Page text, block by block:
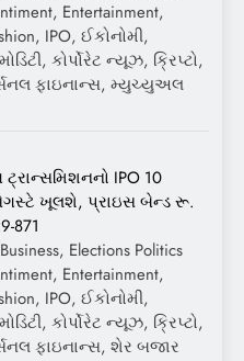
Entertainment,
IPO, ઈકોનોમી,
કોર્પોરેટ ન્યૂઝ, ક્રિપ્ટો,
ફાઇનાન્સ, મ્યુચ્યુઅલ
ટ્રાન્સમિશનનો IPO 10
ખૂલશે, પ્રાઇસ બેન્ડ રૂ.
871
Elections Politics
Entertainment,
IPO, ઈકોનોમી,
કોર્પોરેટ ન્યૂઝ, ક્રિપ્ટો,
ફાઇનાન્સ, શેર બજાર